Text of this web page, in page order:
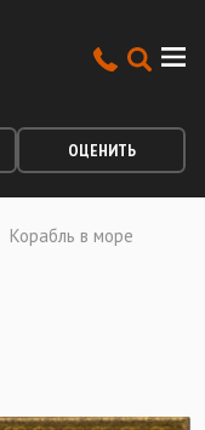
ОЦЕНИТЬ
Корабль в море